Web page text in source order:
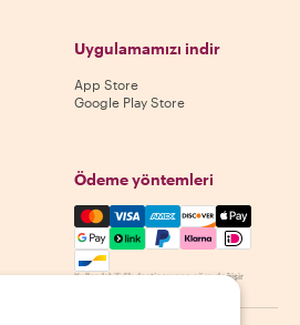
Uygulamamızı indir
App Store
Google Play Store
Ödeme yöntemleri
Mastercard, Visa, Amex,
Kullanılabilirlik destinasyona göre değişir